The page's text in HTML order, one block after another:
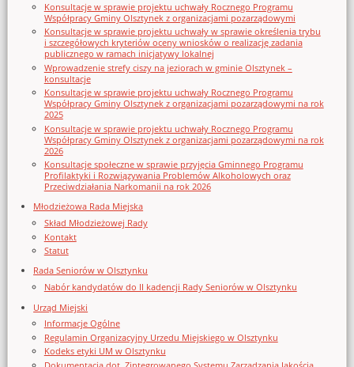
Konsultacje w sprawie projektu uchwały Rocznego Programu
Współpracy Gminy Olsztynek z organizacjami pozarządowymi
Konsultacje w sprawie projektu uchwały w sprawie określenia trybu
i szczegółowych kryteriów oceny wniosków o realizację zadania
publicznego w ramach inicjatywy lokalnej
Wprowadzenie strefy ciszy na jeziorach w gminie Olsztynek –
konsultacje
Konsultacje w sprawie projektu uchwały Rocznego Programu
Współpracy Gminy Olsztynek z organizacjami pozarządowymi na rok
2025
Konsultacje w sprawie projektu uchwały Rocznego Programu
Współpracy Gminy Olsztynek z organizacjami pozarządowymi na rok
2026
Konsultacje społeczne w sprawie przyjęcia Gminnego Programu
Profilaktyki i Rozwiązywania Problemów Alkoholowych oraz
Przeciwdziałania Narkomanii na rok 2026
Młodzieżowa Rada Miejska
Skład Młodzieżowej Rady
Kontakt
Statut
Rada Seniorów w Olsztynku
Nabór kandydatów do II kadencji Rady Seniorów w Olsztynku
Urząd Miejski
Informacje Ogólne
Regulamin Organizacyjny Urzedu Miejskiego w Olsztynku
Kodeks etyki UM w Olsztynku